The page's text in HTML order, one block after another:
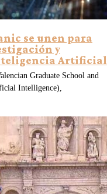
se unen para
y
Artificial
Graduate School and
Intelligence),